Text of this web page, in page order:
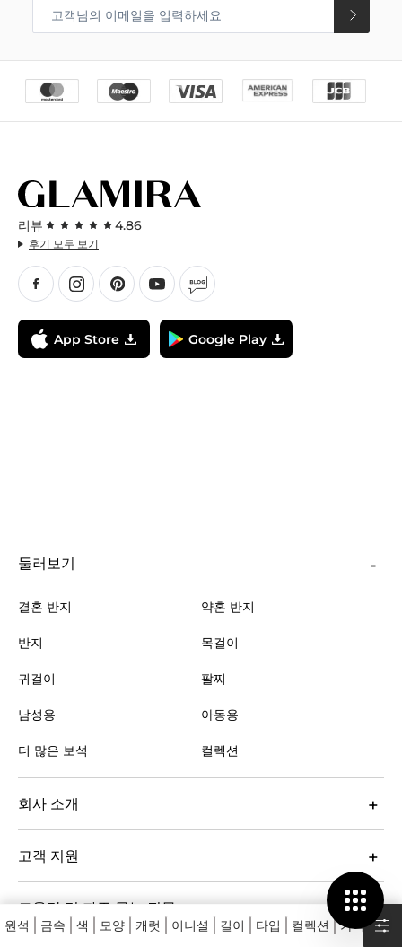
원석 금속 색 모양 캐럿 이니셜 길이 타입 컬렉션 가격 설
리뷰 4.86
후기 모두 보기
App Store Google Play
둘러보기
결혼 반지 약혼 반지
반지 목걸이
귀걸이 팔찌
남성용 아동용
더 많은 보석 컬렉션
회사 소개
고객 지원
도움말 및 자주 묻는 질문